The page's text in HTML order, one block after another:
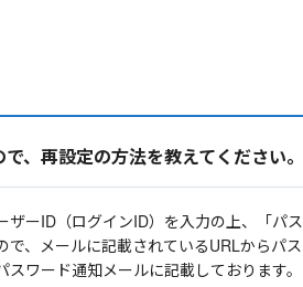
、再設定の方法を教えてください。
ーID（ログインID）を入力の上、「パ
、メールに記載されているURLからパ
ワード通知メールに記載しております。